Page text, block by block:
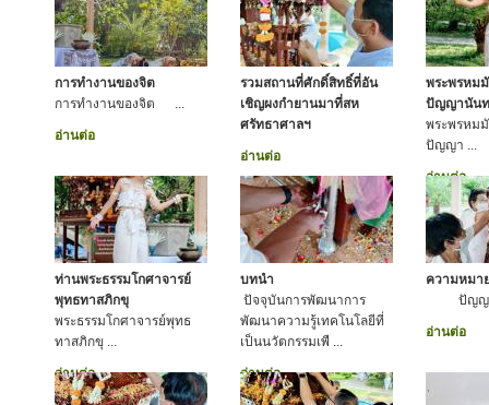
การทำงานของจิต
การทำงานของจิต ...
อ่านต่อ
รวมสถานที่ศักดิ์สิทธิ์ที่อัน
เชิญผงกำยานมาที่สห
ศรัทธาศาลฯ
อ่านต่อ
พระพรหม
ปัญญานัน
พระพรหม
ปัญญา ...
อ่านต่อ
ท่านพระธรรมโกศาจารย์
พุทธทาสภิกขุ
พระธรรมโกศาจารย์พุทธ
ทาสภิกขุ ...
อ่านต่อ
บทนำ
ปัจจุบันการพัฒนาการ
พัฒนาความรู้เทคโนโลยีที่
เป็นนวัตกรรมเพื ...
อ่านต่อ
ความหมา
ปัญญา
อ่านต่อ